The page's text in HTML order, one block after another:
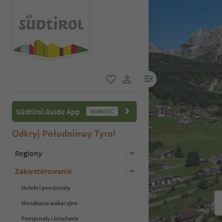
link użytkownika
link menu
Südtirol Guide App NOWOŚĆ
Odkryj Południowy Tyrol
Regiony
Zakwaterowanie
Hotele i pensjonaty
Mieszkania wakacyjne
Pensjonaty i śniadania